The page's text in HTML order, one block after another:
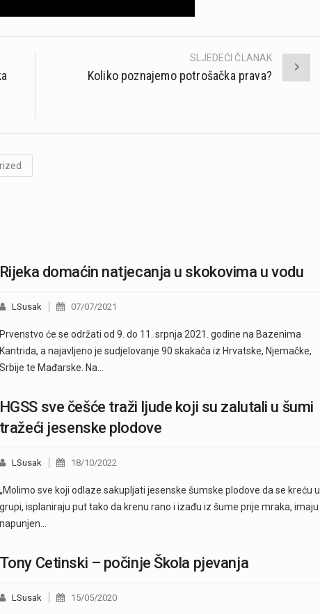
SLJEDEĆI ČLANAK
Koliko poznajemo potrošačka prava?
Rijeka domaćin natjecanja u skokovima u vodu
LSusak 07/07/2021
Prvenstvo će se održati od 9. do 11. srpnja 2021. godine na Bazenima
Kantrida, a najavljeno je sudjelovanje 90 skakača iz Hrvatske, Njemačke,
Srbije te Mađarske. Na…
HGSS sve češće traži ljude koji su zalutali u šumi
tražeći jesenske plodove
LSusak 18/10/2022
„Molimo sve koji odlaze sakupljati jesenske šumske plodove da se kreću u
grupi, isplaniraju put tako da krenu rano i izađu iz šume prije mraka, imaju
napunjen…
Tony Cetinski – počinje Škola pjevanja
LSusak 15/05/2020